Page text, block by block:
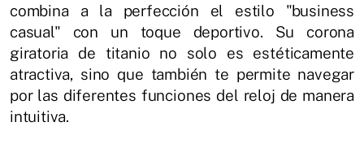
combina a la perfección el estilo "business
casual" con un toque deportivo. Su corona
giratoria de titanio no solo es estéticamente
atractiva, sino que también te permite navegar
por las diferentes funciones del reloj de manera
intuitiva.